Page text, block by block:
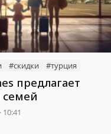
#скидки #турция
предлагает
семей
10:41